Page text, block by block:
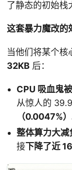
了静态的初始栈
这套暴力魔改的
当他们将某个核
32KB 后：
CPU 吸血鬼
从惊人的
（0.0047%）
整体算力大减
接下降了近